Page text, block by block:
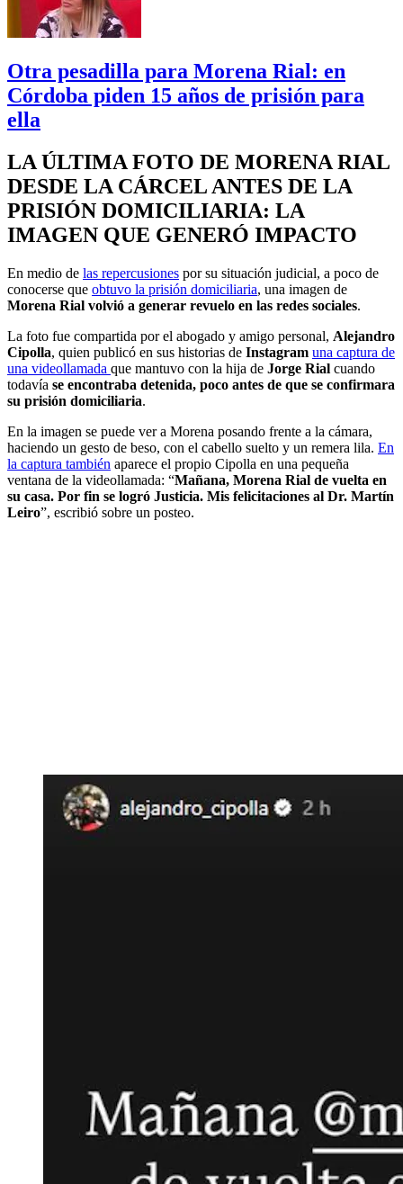
Otra pesadilla para Morena Rial: en
Córdoba piden 15 años de prisión para
ella
LA ÚLTIMA FOTO DE MORENA RIAL
DESDE LA CÁRCEL ANTES DE LA
PRISIÓN DOMICILIARIA: LA
IMAGEN QUE GENERÓ IMPACTO
En medio de las repercusiones por su situación judicial, a poco de
conocerse que obtuvo la prisión domiciliaria, una imagen de
Morena Rial volvió a generar revuelo en las redes sociales.
La foto fue compartida por el abogado y amigo personal, Alejandro
Cipolla, quien publicó en sus historias de Instagram una captura de
una videollamada que mantuvo con la hija de Jorge Rial cuando
todavía se encontraba detenida, poco antes de que se confirmara
su prisión domiciliaria.
En la imagen se puede ver a Morena posando frente a la cámara,
haciendo un gesto de beso, con el cabello suelto y un remera lila. En
la captura también aparece el propio Cipolla en una pequeña
ventana de la videollamada: “Mañana, Morena Rial de vuelta en
su casa. Por fin se logró Justicia. Mis felicitaciones al Dr. Martín
Leiro”, escribió sobre un posteo.